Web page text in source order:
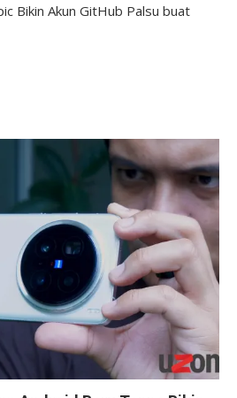
Bikin Akun GitHub Palsu buat